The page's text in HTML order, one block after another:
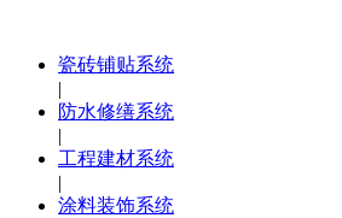
瓷砖铺贴系统
|
防水修缮系统
|
工程建材系统
|
涂料装饰系统